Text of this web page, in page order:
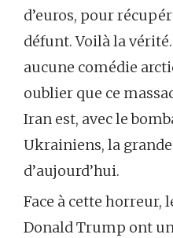
d’euros, pour
défunt. Voilà la
aucune comédie
oublier que ce
Iran est, avec le
Ukrainiens, la
d’aujourd’hui.
Face à cette horreur,
Donald Trump ont